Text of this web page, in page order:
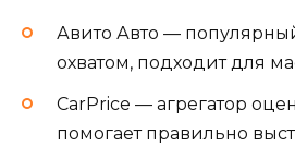
Авито Авто —
охватом, подходит для
CarPrice — агрегатор
помогает правильно